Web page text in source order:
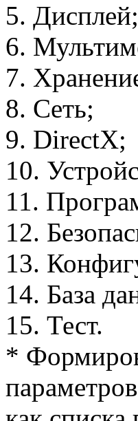
5. Дисплей;
6.
7.
8. Сеть;
9. DirectX;
10.
11.
12.
13.
14. База
15. Тест.
*